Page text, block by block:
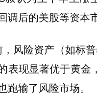
调后的美股等资本
风险资产（如标
表现显著优于黄金
跑输了风险市场。